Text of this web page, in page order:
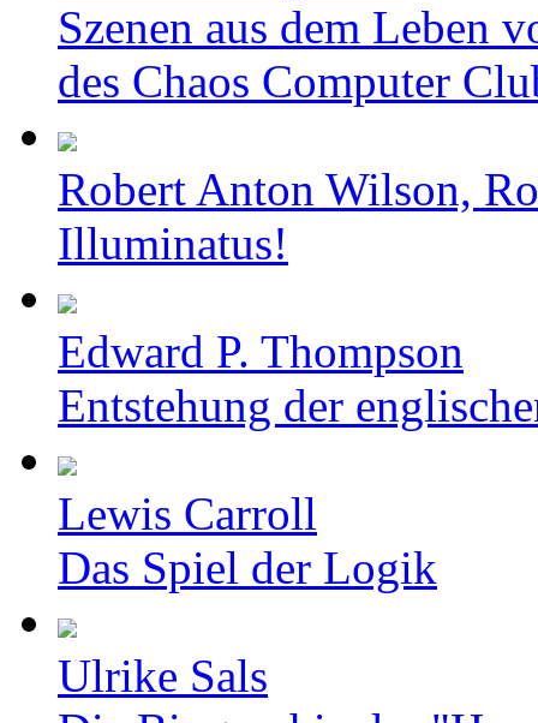
Szenen aus dem Leben
des Chaos Computer
Robert Anton Wilson,
Illuminatus!
Edward P. Thompson
Entstehung der
Lewis Carroll
Das Spiel der Logik
Ulrike Sals